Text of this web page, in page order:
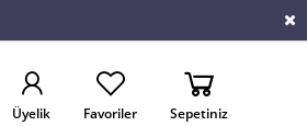
Üyelik Favoriler Sepetiniz